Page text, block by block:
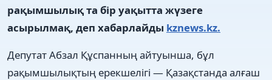
рақымшылық та бір уақытта жүзеге
асырылмақ, деп хабарлайды kznews.kz.
Депутат Абзал Құспанның айтуынша, бұл
рақымшылықтың ерекшелігі — Қазақстанда алғаш